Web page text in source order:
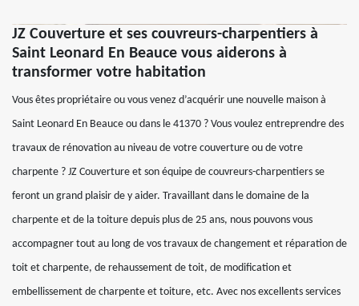
JZ Couverture et ses couvreurs-charpentiers à
Saint Leonard En Beauce vous aiderons à
transformer votre habitation
Vous êtes propriétaire ou vous venez d’acquérir une nouvelle maison à
Saint Leonard En Beauce ou dans le 41370 ? Vous voulez entreprendre des
travaux de rénovation au niveau de votre couverture ou de votre
charpente ? JZ Couverture et son équipe de couvreurs-charpentiers se
feront un grand plaisir de y aider. Travaillant dans le domaine de la
charpente et de la toiture depuis plus de 25 ans, nous pouvons vous
accompagner tout au long de vos travaux de changement et réparation de
toit et charpente, de rehaussement de toit, de modification et
embellissement de charpente et toiture, etc. Avec nos excellents services